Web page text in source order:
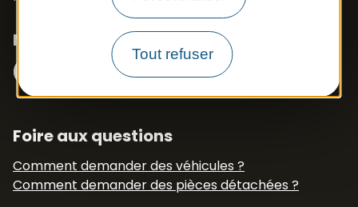
Tout refuser
Nous suivre
FacebookInstagram
N° Tél WhatsApp
Foire aux questions
Comment demander des véhicules ?
Comment demander des pièces détachées ?